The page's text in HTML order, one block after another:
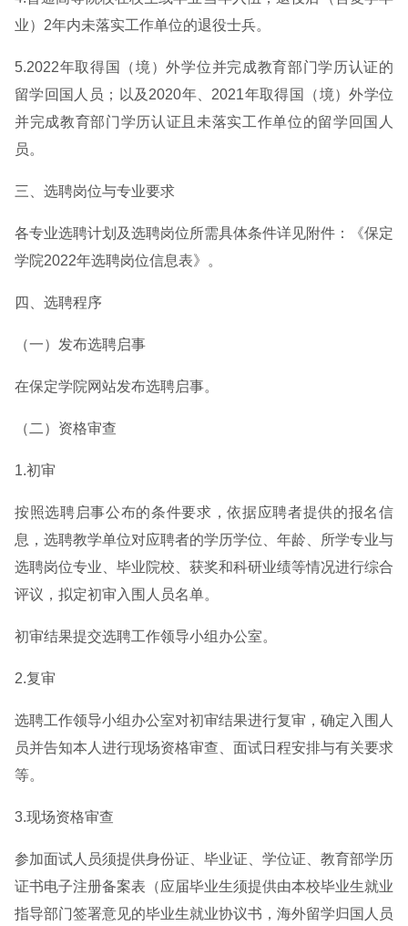
业）2年内未落实工作单位的退役士兵。
5.2022年取得国（境）外学位并完成教育部门学历认证的
留学回国人员；以及2020年、2021年取得国（境）外学位
并完成教育部门学历认证且未落实工作单位的留学回国人
员。
三、选聘岗位与专业要求
各专业选聘计划及选聘岗位所需具体条件详见附件：《保定
学院2022年选聘岗位信息表》。
四、选聘程序
（一）发布选聘启事
在保定学院网站发布选聘启事。
（二）资格审查
1.初审
按照选聘启事公布的条件要求，依据应聘者提供的报名信
息，选聘教学单位对应聘者的学历学位、年龄、所学专业与
选聘岗位专业、毕业院校、获奖和科研业绩等情况进行综合
评议，拟定初审入围人员名单。
初审结果提交选聘工作领导小组办公室。
2.复审
选聘工作领导小组办公室对初审结果进行复审，确定入围人
员并告知本人进行现场资格审查、面试日程安排与有关要求
等。
3.现场资格审查
参加面试人员须提供身份证、毕业证、学位证、教育部学历
证书电子注册备案表（应届毕业生须提供由本校毕业生就业
指导部门签署意见的毕业生就业协议书，海外留学归国人员